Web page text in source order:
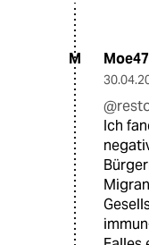
M
Ich